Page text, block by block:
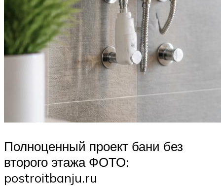
Полноценный проект бани без
второго этажа ФОТО:
postroitbanju.ru